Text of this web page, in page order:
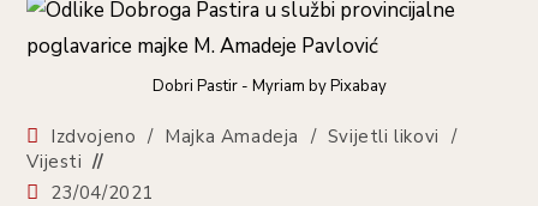
Dobri Pastir - Myriam by Pixabay
Kategorija
objave:
Izdvojeno / Majka Amadeja / Svijetli likovi /
Vijesti
Objava
23/04/2021